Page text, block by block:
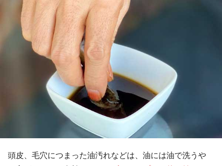
頭皮、毛穴につまった油汚れなどは、油には油で洗うや